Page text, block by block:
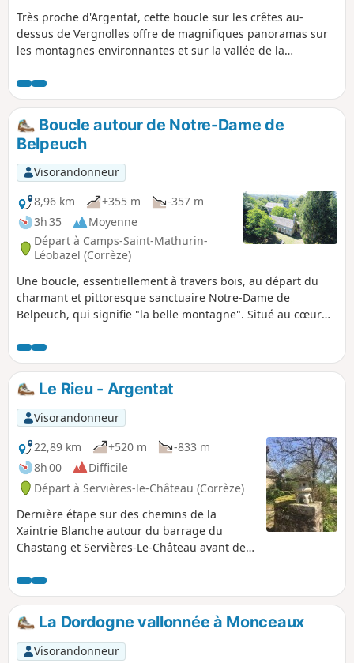
Très proche d'Argentat, cette boucle sur les crêtes au-
dessus de Vergnolles offre de magnifiques panoramas sur
les montagnes environnantes et sur la vallée de la
Boucle autour de Notre-Dame de
Belpeuch
Visorandonneur
8,96 km
+355 m
-357 m
3h 35
Moyenne
Départ à Camps-Saint-Mathurin-
Léobazel (Corrèze)
Une boucle, essentiellement à travers bois, au départ du
charmant et pittoresque sanctuaire Notre-Dame de
Belpeuch, qui signifie "la belle montagne". Situé au cœur
Marie, datant du XVe siècle. Quelques raidillons, mais la
randonnée est agréable. De bonnes chaussures sont
nécessaires.
Le Rieu - Argentat
Visorandonneur
22,89 km
+520 m
-833 m
8h 00
Difficile
Départ à Servières-le-Château (Corrèze)
Dernière étape sur des chemins de la
Xaintrie Blanche autour du barrage du
Chastang et Servières-Le-Château avant de
Dordogne afin de rejoindre le point
d'arrivée.
La Dordogne vallonnée à Monceaux
Visorandonneur